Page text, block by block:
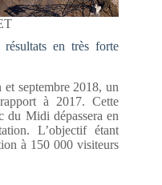
en très forte
septembre 2018, un
à 2017. Cette
du Midi dépassera en
L’objectif étant
à 150 000 visiteurs